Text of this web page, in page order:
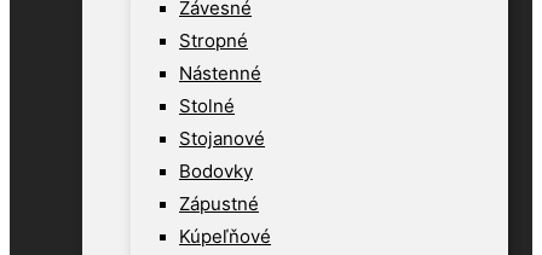
Závesné
Stropné
Nástenné
Stolné
Stojanové
Bodovky
Zápustné
Kúpeľňové